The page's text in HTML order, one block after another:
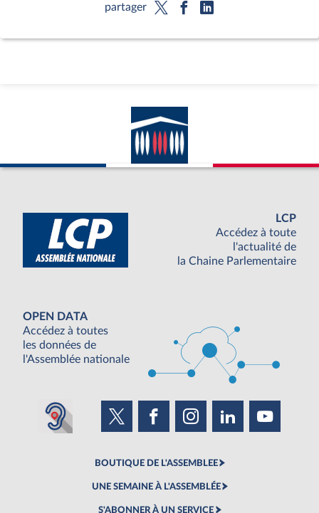
partager
LCP
Accédez à toute
l'actualité de
la Chaine Parlementaire
OPEN DATA
Accédez à toutes
les données de
l'Assemblée nationale
BOUTIQUE DE L'ASSEMBLEE
UNE SEMAINE À L'ASSEMBLÉE
S'ABONNER À UN SERVICE